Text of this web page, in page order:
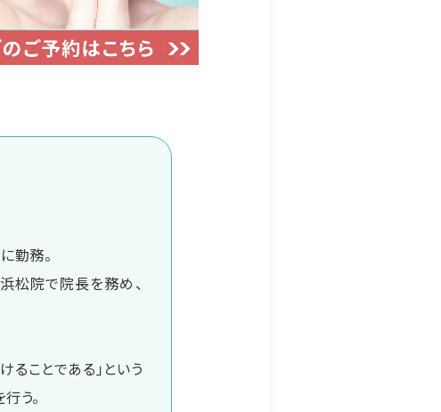
勤務。
松院で院長を務め、
ることである」という
う。